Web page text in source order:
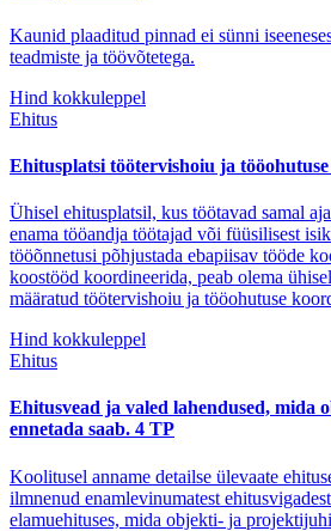
Kaunid plaaditud pinnad ei sünni
teadmiste ja töövõtetega.
Hind kokkuleppel
Ehitus
Ehitusplatsi töötervishoiu ja
Ühisel ehitusplatsil, kus töötavad samal
enama tööandja töötajad või füüsilisest
tööõnnetusi põhjustada ebapiisav tööde
koostööd koordineerida, peab olema
määratud töötervishoiu ja tööohutuse
Hind kokkuleppel
Ehitus
Ehitusvead ja valed lahendused,
ennetada saab. 4 TP
Koolitusel anname detailse ülevaate
ilmnenud enamlevinumatest
elamuehituses, mida objekti- ja